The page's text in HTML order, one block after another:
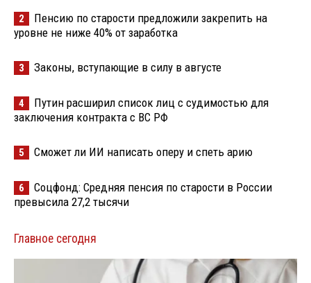
2
Пенсию по старости предложили закрепить на
уровне не ниже 40% от заработка
3 Законы, вступающие в силу в августе
4
Путин расширил список лиц с судимостью для
заключения контракта с ВС РФ
5 Сможет ли ИИ написать оперу и спеть арию
6
Соцфонд: Средняя пенсия по старости в России
превысила 27,2 тысячи
Главное сегодня